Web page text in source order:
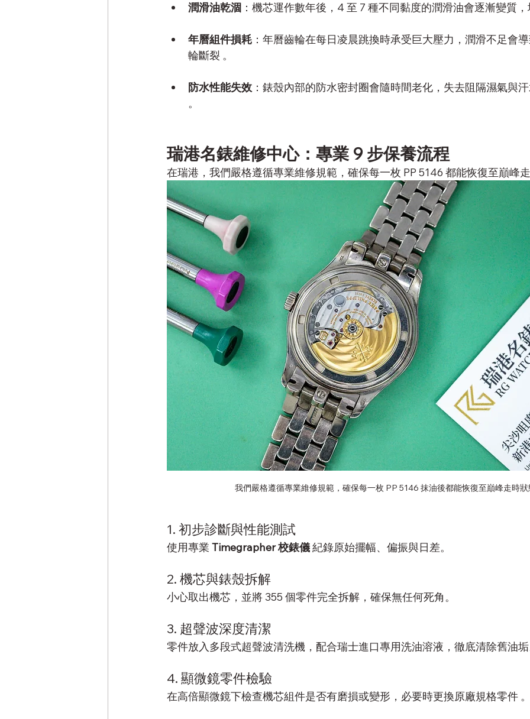
潤滑油乾涸 ：機芯運作數年後，4 至 7 種不同黏度的潤滑油會逐漸變質
年曆組件損耗 ：年曆齒輪在每日凌晨跳換時承受巨大壓力，潤滑不足會
輪斷裂 。
防水性能失效 ：錶殼內部的防水密封圈會隨時間老化，失去阻隔濕氣與
。
瑞港名錶維修中心：專業 9 步保養流程
在瑞港，我們嚴格遵循專業維修規範，確保每一枚 PP 5146 都能恢復至巔峰
我們嚴格遵循專業維修規範，確保每一枚 PP 5146 抹油後都能恢復至巔峰走時狀
1. 初步診斷與性能測試
使用專業 Timegrapher 校錶儀 紀錄原始擺幅、偏振與日差。
2. 機芯與錶殼拆解
小心取出機芯，並將 355 個零件完全拆解，確保無任何死角。
3. 超聲波深度清潔
零件放入多段式超聲波清洗機，配合瑞士進口專用洗油溶液，徹底清除舊油
4. 顯微鏡零件檢驗
在高倍顯微鏡下檢查機芯組件是否有磨損或變形，必要時更換原廠規格零件